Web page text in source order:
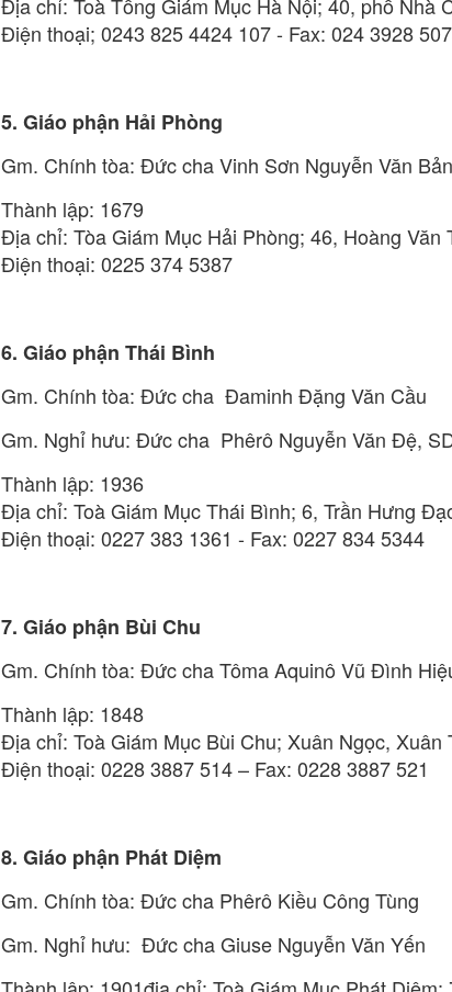
Điện thoại; 0243 825 4424 107 - Fax: 024 3928
5. Giáo phận Hải Phòng
Gm. Chính tòa: Đức cha Vinh Sơn Nguyễn Văn Bản
Thành lập: 1679
Địa chỉ: Tòa Giám Mục Hải Phòng; 46, Hoàng Văn
Điện thoại: 0225 374 5387
6. Giáo phận Thái Bình
Gm. Chính tòa: Đức cha Đaminh Đặng Văn Cầu
Gm. Nghỉ hưu: Đức cha Phêrô Nguyễn Văn Đệ,
Thành lập: 1936
Địa chỉ: Toà Giám Mục Thái Bình; 6, Trần Hưng
Điện thoại: 0227 383 1361 - Fax: 0227 834 5344
7. Giáo phận Bùi Chu
Gm. Chính tòa: Đức cha Tôma Aquinô Vũ Đình
Thành lập: 1848
Địa chỉ: Toà Giám Mục Bùi Chu; Xuân Ngọc, Xuân
Điện thoại: 0228 3887 514 – Fax: 0228 3887 521
8. Giáo phận Phát Diệm
Gm. Chính tòa: Đức cha Phêrô Kiều Công Tùng
Gm. Nghỉ hưu: Đức cha Giuse Nguyễn Văn Yến